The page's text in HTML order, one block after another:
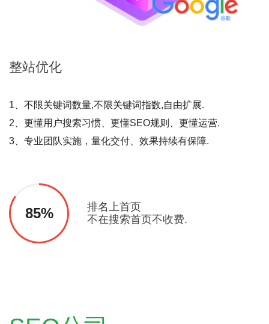
整站优化
1、不限关键词数量,不限关键词指数,自由扩展.
2、更懂用户搜索习惯、更懂SEO规则、更懂运营.
3、专业团队实施，量化交付、效果持续有保障.
85%
排名上首页
不在搜索首页不收费.